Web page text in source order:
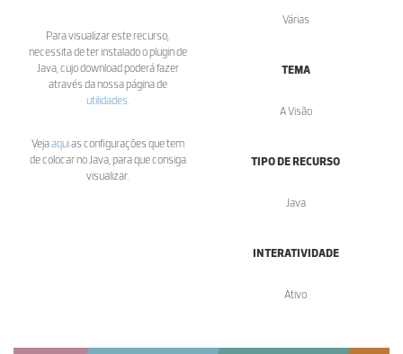
Para visualizar este recurso,
necessita de ter instalado o plugin de
Java, cujo download poderá fazer
através da nossa página de
utilidades
Vejaaquias configurações que tem
de colocar no Java, para que consiga
visualizar.
Várias
TEMA
A Visão
TIPO DE RECURSO
Java
INTERATIVIDADE
Ativo